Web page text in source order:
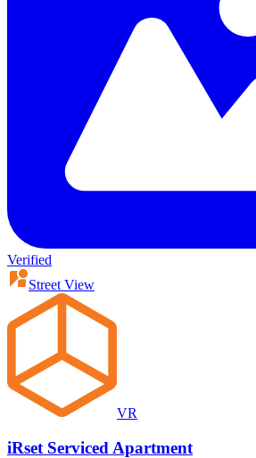
Verified
Street View
VR
iRset Serviced Apartment